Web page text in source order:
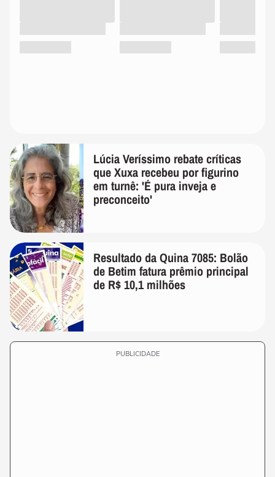
Lúcia Veríssimo rebate críticas
que Xuxa recebeu por figurino
em turnê: 'É pura inveja e
preconceito'
Resultado da Quina 7085: Bolão
de Betim fatura prêmio principal
de R$ 10,1 milhões
PUBLICIDADE